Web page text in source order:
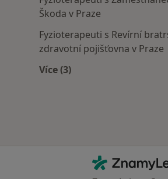
Škoda v Praze
Fyzioterapeuti s Revírní
zdravotní pojišťovna v Praze
Více (3)
Kontakt
ZnamyLekar - Hlavní